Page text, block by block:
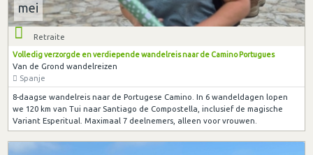
mei
Retraite
Volledig verzorgde en verdiepende wandelreis naar de Camino Portugues
Van de Grond wandelreizen
Spanje
8-daagse wandelreis naar de Portugese Camino. In 6 wandeldagen lopen
we 120 km van Tui naar Santiago de Compostella, inclusief de magische
Variant Esperitual. Maximaal 7 deelnemers, alleen voor vrouwen.